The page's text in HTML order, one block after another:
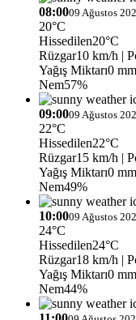
08:0009 Ağustos
20°C
Hissedilen20°C
Rüzgar10 km/h |
Yağış Miktarı0
Nem57%
09:0009 Ağustos
22°C
Hissedilen22°C
Rüzgar15 km/h |
Yağış Miktarı0
Nem49%
10:0009 Ağustos
24°C
Hissedilen24°C
Rüzgar18 km/h |
Yağış Miktarı0
Nem44%